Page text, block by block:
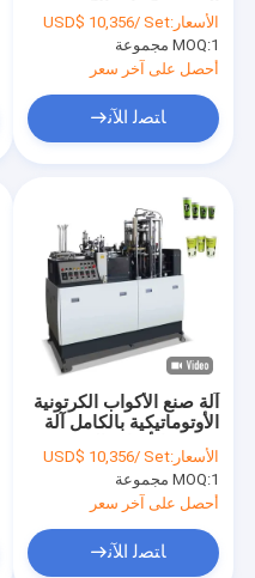
كريم
الأسعار:USD$ 10,356/ Set
MOQ:1 مجموعة
أحصل على آخر سعر
ﺎﺘﺼﻟ ﺍﻶﻧ
آلة صنع الأكواب الكرتونية
الأوتوماتيكية بالكامل آلة
تشكيل الأكواب الورقية
الأسعار:USD$ 10,356/ Set
MOQ:1 مجموعة
أحصل على آخر سعر
ﺎﺘﺼﻟ ﺍﻶﻧ